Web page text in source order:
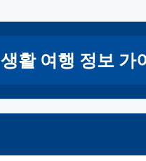
생활 여행 정보 가